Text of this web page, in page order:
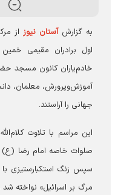
به گزارشآستان نیوز
اول برادران مقیمی
خادم‌یاران کانون مسجد
آموزش‌وپرورش، معلمان،
جهانی را آراستند.
این مراسم با تلاوت
صلوات خاصه امام رضا (ع)
سپس زنگ استکبارستیزی با
مرگ بر اسرائیل» نواخته